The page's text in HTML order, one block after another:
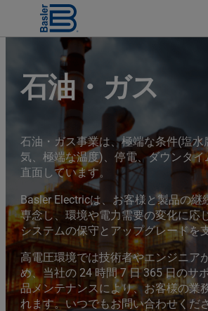
石油・ガス
石油・ガス事業は、極端な条件(塩水
気、極端な温度)、停電、ダウンタイ
直面しています。
Basler Electricは、お客様と製品の継
専念し、環境や電力需要の変化に応
システムの保守とアップグレードを
高電圧環境では技術者やエンジニア
め、当社の 24 時間 7 日 365 日のサ
品メンテナンスにより、お客様の業
れます。いつでもお問い合わせくだ